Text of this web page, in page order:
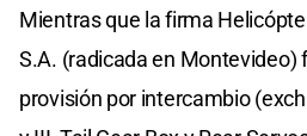
Mientras que la firma
S.A. (radicada en Montevideo)
provisión por intercambio